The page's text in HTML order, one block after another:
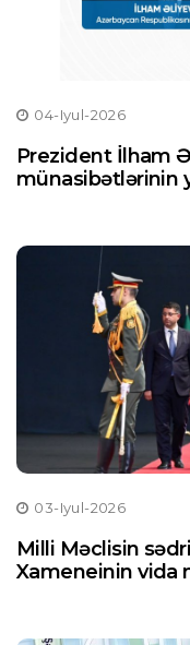
04-Iyul-2026
Prezident İlham
münasibətlərinin
03-Iyul-2026
Milli Məclisin
Xameneinin vida